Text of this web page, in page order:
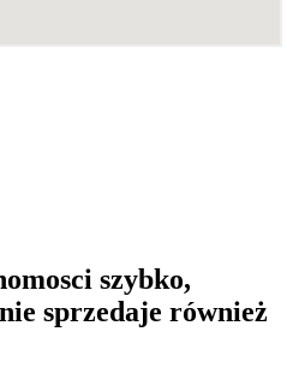
szybko,
sprzedaje również